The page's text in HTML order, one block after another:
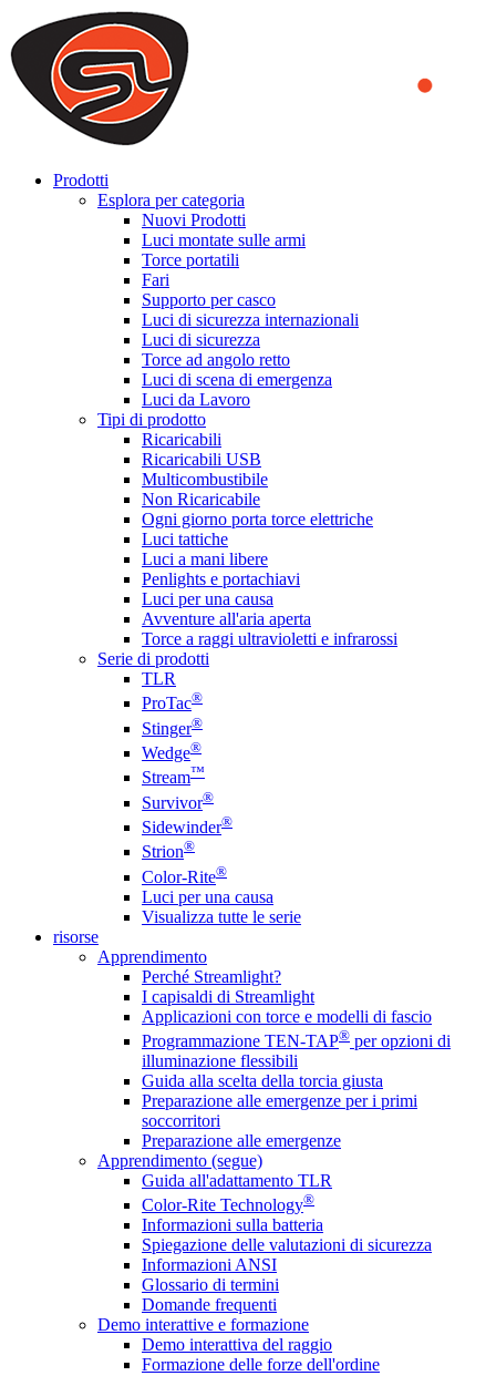
We use cookies to ensure that we provide you the best experience
on our website. By continuing to browse this website, you accept
that cookies are used to help us analyze how the website is used and
to offer you a better experience. To learn more or to find out how
you can disable cookies, you can access our
Prodotti
Esplora per categoria
Nuovi Prodotti
Luci montate sulle armi
Torce portatili
Fari
Supporto per casco
Luci di sicurezza internazionali
Luci di sicurezza
Torce ad angolo retto
Luci di scena di emergenza
Luci da Lavoro
Tipi di prodotto
Ricaricabili
Ricaricabili USB
Multicombustibile
Non Ricaricabile
Ogni giorno porta torce elettriche
Luci tattiche
Luci a mani libere
Penlights e portachiavi
Luci per una causa
Avventure all'aria aperta
Torce a raggi ultravioletti e infrarossi
Serie di prodotti
TLR
ProTac®
Stinger®
Wedge®
Stream™
Survivor®
Sidewinder®
Strion®
Color-Rite®
Luci per una causa
Visualizza tutte le serie
risorse
Apprendimento
Perché Streamlight?
I capisaldi di Streamlight
Applicazioni con torce e modelli di fascio
Programmazione TEN-TAP® per opzioni di
illuminazione flessibili
Guida alla scelta della torcia giusta
Preparazione alle emergenze per i primi
soccorritori
Preparazione alle emergenze
Apprendimento (segue)
Guida all'adattamento TLR
Color-Rite Technology®
Informazioni sulla batteria
Spiegazione delle valutazioni di sicurezza
Informazioni ANSI
Glossario di termini
Domande frequenti
Demo interattive e formazione
Demo interattiva del raggio
Formazione delle forze dell'ordine